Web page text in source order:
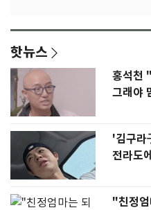
핫뉴스
홍석천
그래야
'김구라
전라도
"친정